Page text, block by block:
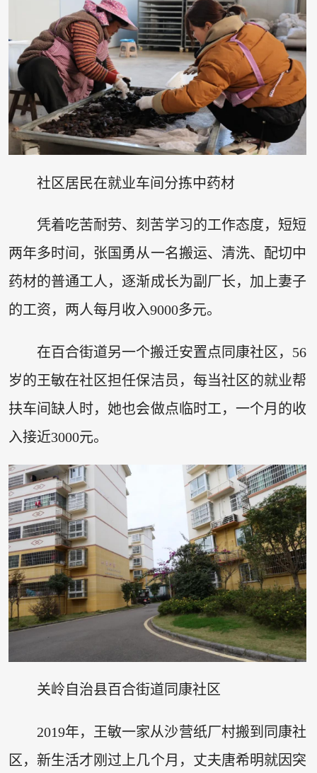
社区居民在就业车间分拣中药材
凭着吃苦耐劳、刻苦学习的工作态度，短短
两年多时间，张国勇从一名搬运、清洗、配切中
药材的普通工人，逐渐成长为副厂长，加上妻子
的工资，两人每月收入9000多元。
在百合街道另一个搬迁安置点同康社区，56
岁的王敏在社区担任保洁员，每当社区的就业帮
扶车间缺人时，她也会做点临时工，一个月的收
入接近3000元。
关岭自治县百合街道同康社区
2019年，王敏一家从沙营纸厂村搬到同康社
区，新生活才刚过上几个月，丈夫唐希明就因突